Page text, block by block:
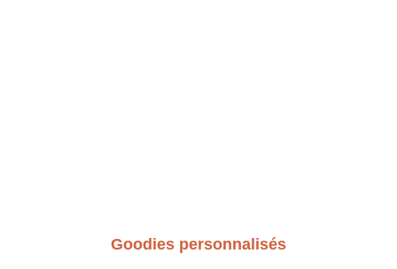
Goodies personnalisés